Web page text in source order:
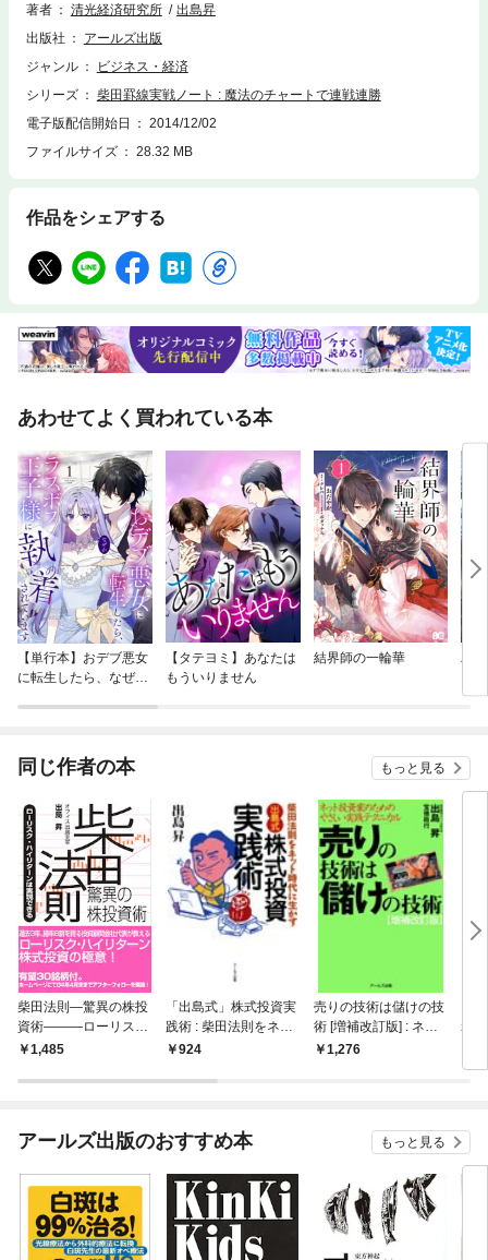
著者 清光経済研究所
出島昇
出版社
アールズ出版
ジャンル
ビジネス・経済
シリーズ
柴田罫線実戦ノート : 魔法のチャートで連戦連勝
電子版配信開始日
2014/12/02
ファイルサイズ
28.32 MB
作品をシェアする
あわせてよく買われている本
【単行本】おデブ悪女
に転生したら、なぜか
【タテヨミ】あなたは
もういりません
結界師の一輪華
バ
今
同じ作者の本 もっと見る
柴田法則―驚異の株投
資術―――ローリス
ク・ハイリターンは実
1,485
「出島式」株式投資実
践術 : 柴田法則をネッ
ト時代に生かす
924
売りの技術は儲けの技
術 [増補改訂版] : ネッ
ト投資家のためのやさ
1,276
れ
アールズ出版のおすすめ本 もっと見る